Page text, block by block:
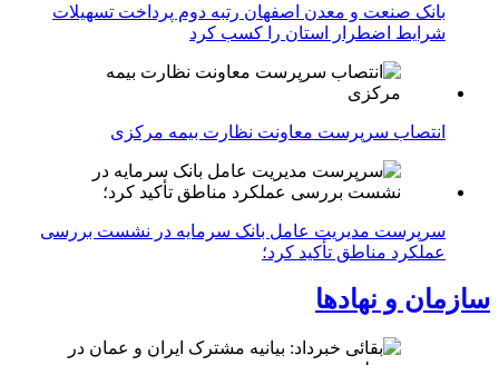
بانک صنعت و معدن اصفهان رتبه دوم پرداخت تسهیلات
شرایط اضطرار استان را کسب کرد
انتصاب سرپرست معاونت نظارت بیمه مرکزی
سرپرست مدیریت عامل بانک سرمایه در نشست بررسی
عملکرد مناطق تأکید کرد؛
سازمان و نهادها